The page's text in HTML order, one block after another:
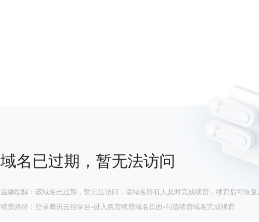
域名已过期，暂无法访问
温馨提醒：该域名已过期，暂无法访问，请域名所有人及时完成续费，续费后可恢复
续费路径：登录腾讯云控制台-进入急需续费域名页面-勾选续费域名完成续费